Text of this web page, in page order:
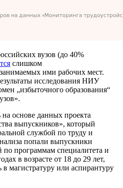
вузов (до 40%
слишком
ими рабочих мест.
исследования НИУ
„избыточного образования“
основе данных проекта
выпускников», который
службой по труду и
попали выпускники
программам специалитета и
в возрасте от 18 до 29 лет,
в магистратуру или аспирантуру